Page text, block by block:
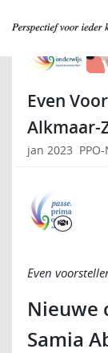
Voor
Even
Alkmaar-
jan 2023
Even
Nieuwe
Samia